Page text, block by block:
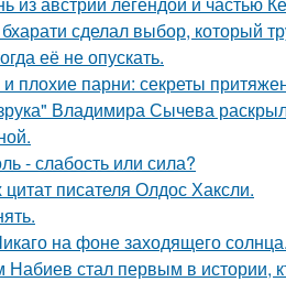
сделал выбор, который
её не опускать.
плохие парни: секреты
Владимира Сычева
- слабость или сила?
писателя Олдос Хаксли.
на фоне заходящего солнца.
Набиев стал первым в истории,